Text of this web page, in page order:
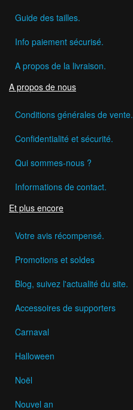
Guide des tailles.
Info paiement sécurisé.
A propos de la livraison.
A propos de nous
Conditions générales de vente.
Confidentialité et sécurité.
Qui sommes-nous ?
Informations de contact.
Et plus encore
Votre avis récompensé.
Promotions et soldes
Blog, suivez l'actualité du site.
Accessoires de supporters
Carnaval
Halloween
Noël
Nouvel an